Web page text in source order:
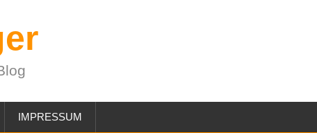
IMPRESSUM